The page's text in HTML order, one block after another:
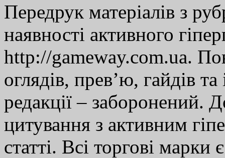
Передрук матеріалів з
наявності активного
http://gameway.com.ua.
оглядів, прев’ю, гайдів
редакції – заборонений.
цитування з активним
статті. Всі торгові марки